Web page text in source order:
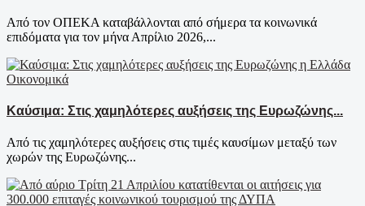
Από τον ΟΠΕΚΑ καταβάλλονται από σήμερα τα κοινωνικά
επιδόματα για τον μήνα Απρίλιο 2026,...
Οικονομικά
Καύσιμα: Στις χαμηλότερες αυξήσεις της Ευρωζώνης...
Από τις χαμηλότερες αυξήσεις στις τιμές καυσίμων μεταξύ των
χωρών της Ευρωζώνης...